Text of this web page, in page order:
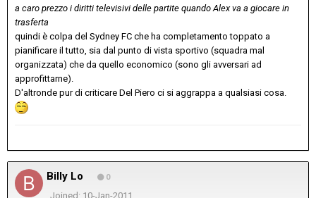
a caro prezzo i diritti televisivi delle partite quando Alex va a giocare in
trasferta
quindi è colpa del Sydney FC che ha completamento toppato a
pianificare il tutto, sia dal punto di vista sportivo (squadra mal
organizzata) che da quello economico (sono gli avversari ad
approfittarne).
D'altronde pur di criticare Del Piero ci si aggrappa a qualsiasi cosa.
Billy Lo 0
Joined: 10-Jan-2011